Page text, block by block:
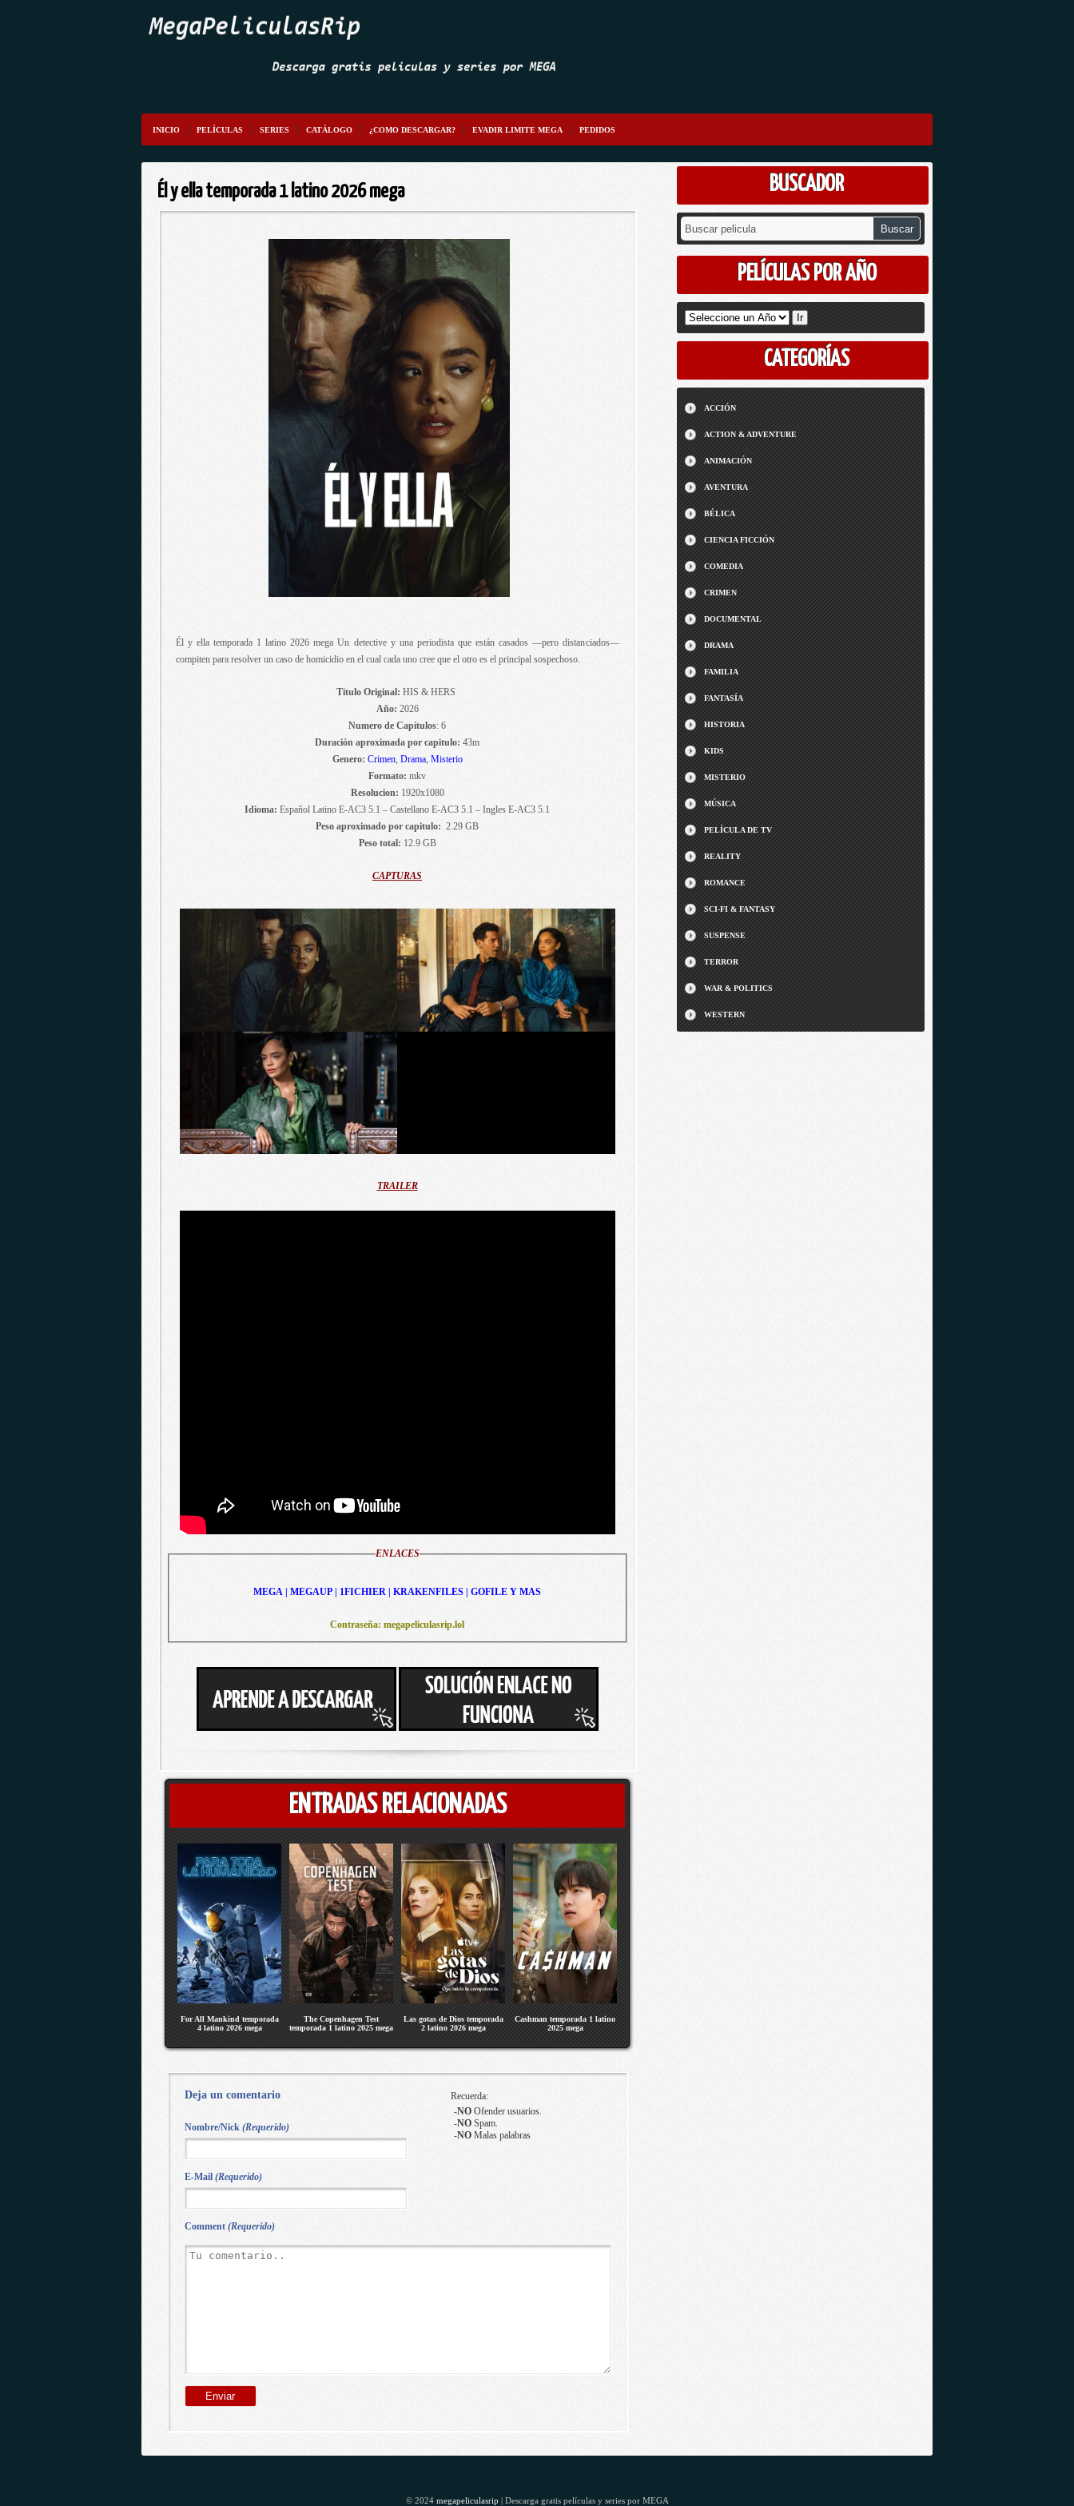
INICIO PELÍCULAS SERIES CATÁLOGO ¿COMO DESCARGAR? EVADIR LIMITE MEGA PEDIDOS
Él y ella temporada 1 latino 2026 mega
Él y ella temporada 1 latino 2026 mega Un detective y una periodista que están casados ―pero distanciados―
compiten para resolver un caso de homicidio en el cual cada uno cree que el otro es el principal sospechoso.
Titulo Original: HIS & HERS
Año: 2026
Numero de Capítulos: 6
Duración aproximada por capitulo: 43m
Genero: Crimen, Drama, Misterio
Formato: mkv
Resolucion: 1920x1080
Idioma: Español Latino E-AC3 5.1 – Castellano E-AC3 5.1 – Ingles E-AC3 5.1
Peso aproximado por capitulo: 2.29 GB
Peso total: 12.9 GB
CAPTURAS
TRAILER
ENLACES
MEGA | MEGAUP | 1FICHIER | KRAKENFILES | GOFILE Y MAS
Contraseña: megapeliculasrip.lol
ENTRADAS RELACIONADAS
For All Mankind temporada
4 latino 2026 mega
The Copenhagen Test
temporada 1 latino 2025 mega
Las gotas de Dios temporada
2 latino 2026 mega
Cashman temporada 1 latino
2025 mega
Deja un comentario
Comment (Requerido)
Recuerda:
-NOOfender usuarios.
-NOSpam.
-NOMalas palabras
Nombre/Nick (Requerido)
E-Mail (Requerido)
BUSCADOR
PELÍCULAS POR AÑO
CATEGORÍAS
ACCIÓN
ACTION & ADVENTURE
ANIMACIÓN
AVENTURA
BÉLICA
CIENCIA FICCIÓN
COMEDIA
CRIMEN
DOCUMENTAL
DRAMA
FAMILIA
FANTASÍA
HISTORIA
KIDS
MISTERIO
MÚSICA
PELÍCULA DE TV
REALITY
ROMANCE
SCI-FI & FANTASY
SUSPENSE
TERROR
WAR & POLITICS
WESTERN
© 2024 megapeliculasrip | Descarga gratis películas y series por MEGA